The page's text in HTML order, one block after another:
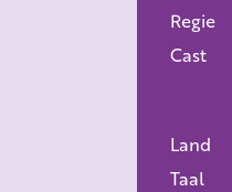
Regie
Cast
Land
Taal